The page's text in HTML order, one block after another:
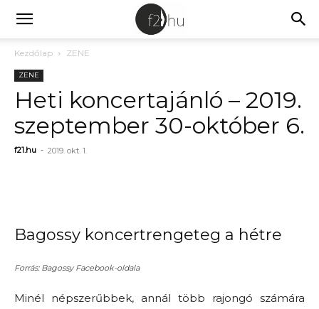
Kezdőlap ZENE
ZENE
Heti koncertajánló – 2019.
szeptember 30-október 6.
f21.hu - 2019. okt. 1.
Bagossy koncertrengeteg a hétre
Forrás: Bagossy Facebook-oldala
Minél népszerűbbek, annál több rajongó számára